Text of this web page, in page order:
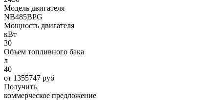
Модель двигателя
NB485BPG
Мощность двигателя
кВт
30
Объем топливного бака
л
40
от 1355747 руб
Получить
коммерческое предложение